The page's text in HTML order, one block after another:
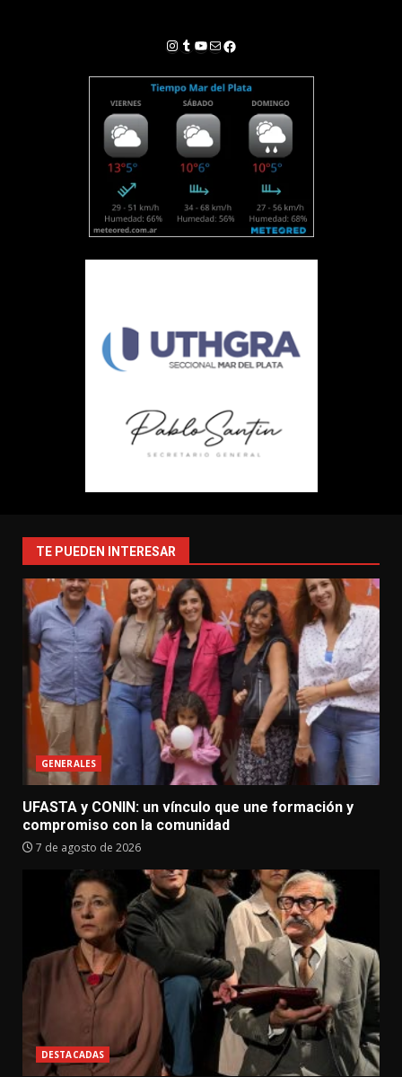
Instagram
Tumblr
YouTube
Correo electrónico
Facebook
TE PUEDEN INTERESAR
GENERALES
UFASTA y CONIN: un vínculo que une formación y
compromiso con la comunidad
7 de agosto de 2026
DESTACADAS